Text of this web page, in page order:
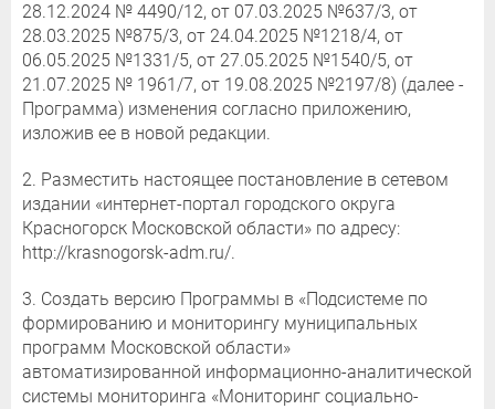
28.12.2024 № 4490/12, от 07.03.2025 №637/3, от
28.03.2025 №875/3, от 24.04.2025 №1218/4, от
06.05.2025 №1331/5, от 27.05.2025 №1540/5, от
21.07.2025 № 1961/7, от 19.08.2025 №2197/8) (далее -
Программа) изменения согласно приложению,
изложив ее в новой редакции.
2. Разместить настоящее постановление в сетевом
издании «интернет-портал городского округа
Красногорск Московской области» по адресу:
http://krasnogorsk-adm.ru/.
3. Создать версию Программы в «Подсистеме по
формированию и мониторингу муниципальных
программ Московской области»
автоматизированной информационно-аналитической
системы мониторинга «Мониторинг социально-